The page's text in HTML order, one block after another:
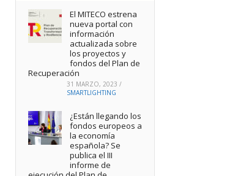
El MITECO estrena
nueva portal con
información
actualizada sobre
los proyectos y
fondos del Plan de
Recuperación
31 MARZO, 2023 /
SMARTLIGHTING
¿Están llegando los
fondos europeos a
la economía
española? Se
publica el III
informe de